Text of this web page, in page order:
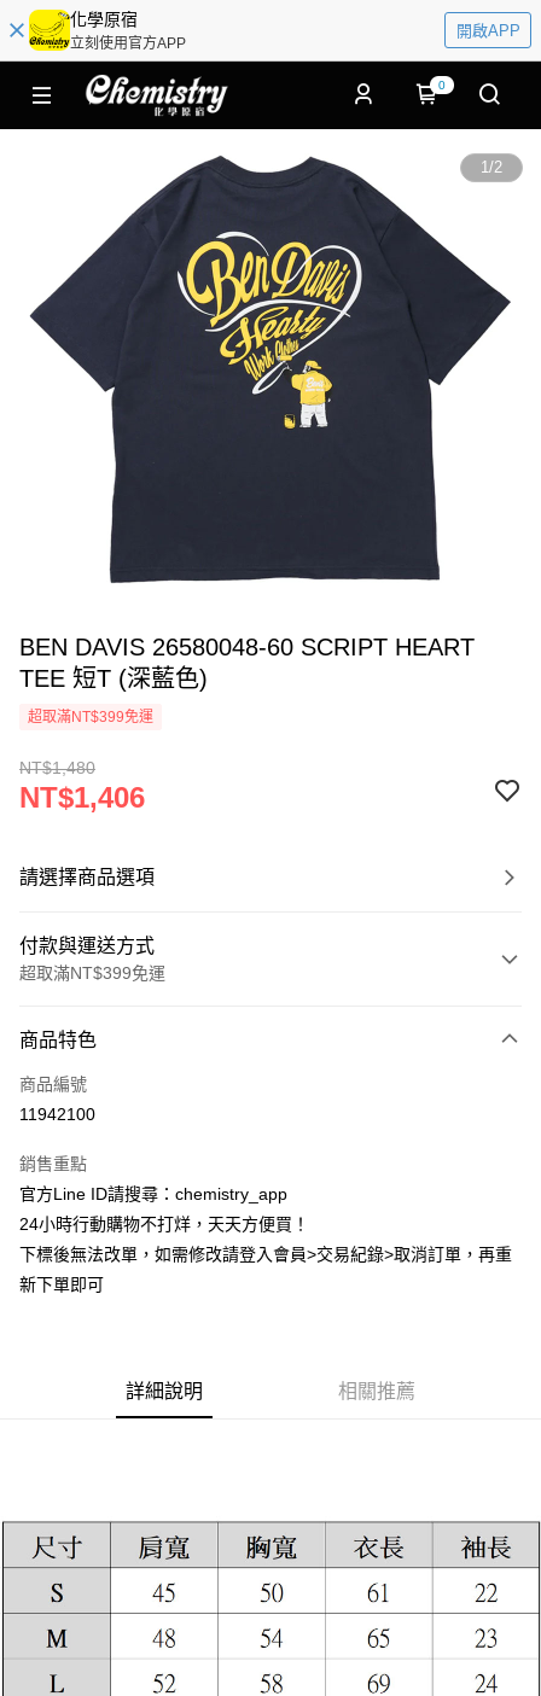
化學原宿
立刻使用官方APP
開啟APP
0
1/2
BEN DAVIS 26580048-60 SCRIPT HEART
TEE 短T (深藍色)
超取滿NT$399免運
NT$1,480
NT$1,406
請選擇商品選項
付款與運送方式
超取滿NT$399免運
信用卡一次付款
超商取貨付款
Apple Pay
街口支付
悠遊付
全家取貨付款
7-11取貨付款
每筆NT$60，滿NT$399(含以上)免運費
付款後7-11取貨
每筆NT$60，滿NT$399(含以上)免運費
商品特色
商品編號
11942100
銷售重點
官方Line ID請搜尋：chemistry_app
24小時行動購物不打烊，天天方便買！
下標後無法改單，如需修改請登入會員>交易紀錄>取消訂單，再重
新下單即可
詳細說明 相關推薦